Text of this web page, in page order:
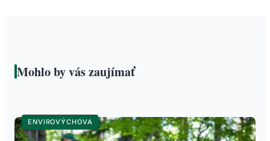
Mohlo by vás zaujímať
ENVIROVÝCHOVA